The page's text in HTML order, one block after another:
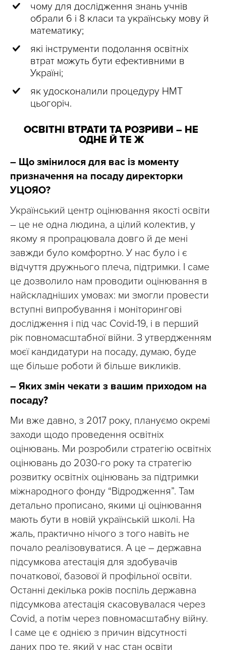
чому для дослідження знань учнів
обрали 6 і 8 класи та українську мову й
математику;
які інструменти подолання освітніх
втрат можуть бути ефективними в
Україні;
як удосконалили процедуру НМТ
цьогоріч.
ОСВІТНІ ВТРАТИ ТА РОЗРИВИ – НЕ
ОДНЕ Й ТЕ Ж
– Що змінилося для вас із моменту
призначення на посаду директорки
УЦОЯО?
Український центр оцінювання якості освіти
– це не одна людина, а цілий колектив, у
якому я пропрацювала довго й де мені
завжди було комфортно. У нас було і є
відчуття дружнього плеча, підтримки. І саме
це дозволило нам проводити оцінювання в
найскладніших умовах: ми змогли провести
вступні випробування і моніторингові
дослідження і під час Covid-19, і в перший
рік повномасштабної війни. З утвердженням
моєї кандидатури на посаду, думаю, буде
ще більше роботи й більше викликів.
– Яких змін чекати з вашим приходом на
посаду?
Ми вже давно, з 2017 року, плануємо окремі
заходи щодо проведення освітніх
оцінювань. Ми розробили стратегію освітніх
оцінювань до 2030-го року та стратегію
розвитку освітніх оцінювань за підтримки
міжнародного фонду “Відродження”. Там
детально прописано, якими ці оцінювання
мають бути в новій українській школі. На
жаль, практично нічого з того навіть не
почало реалізовуватися. А це – державна
підсумкова атестація для здобувачів
початкової, базової й профільної освіти.
Останні декілька років поспіль державна
підсумкова атестація скасовувалася через
Covid, а потім через повномасштабну війну.
І саме це є однією з причин відсутності
даних про те, який у нас стан освіти